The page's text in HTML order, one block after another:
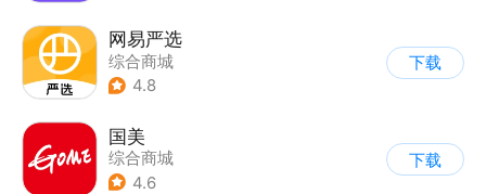
网易严选
综合商城
4.8
下载
国美
综合商城
4.6
下载